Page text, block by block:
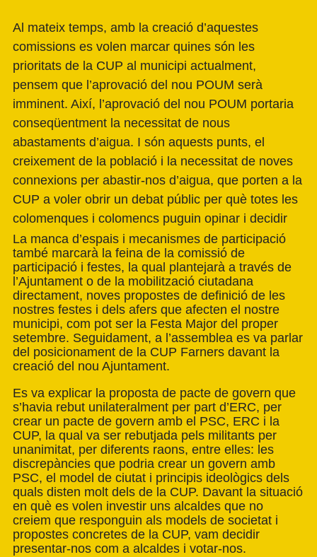
Al mateix temps, amb la creació d’aquestes
comissions es volen marcar quines són les
prioritats de la CUP al municipi actualment,
pensem que l’aprovació del nou POUM serà
imminent. Així, l’aprovació del nou POUM portaria
conseqüentment la necessitat de nous
abastaments d’aigua. I són aquests punts, el
creixement de la població i la necessitat de noves
connexions per abastir-nos d’aigua, que porten a la
CUP a voler obrir un debat públic per què totes les
colomenques i colomencs puguin opinar i decidir
La manca d’espais i mecanismes de participació
també marcarà la feina de la comissió de
participació i festes, la qual plantejarà a través de
l’Ajuntament o de la mobilització ciutadana
directament, noves propostes de definició de les
nostres festes i dels afers que afecten el nostre
municipi, com pot ser la Festa Major del proper
setembre. Seguidament, a l’assemblea es va parlar
del posicionament de la CUP Farners davant la
creació del nou Ajuntament.
Es va explicar la proposta de pacte de govern que
s’havia rebut unilateralment per part d’ERC, per
crear un pacte de govern amb el PSC, ERC i la
CUP, la qual va ser rebutjada pels militants per
unanimitat, per diferents raons, entre elles: les
discrepàncies que podria crear un govern amb
PSC, el model de ciutat i principis ideològics dels
quals disten molt dels de la CUP. Davant la situació
en què es volen investir uns alcaldes que no
creiem que responguin als models de societat i
propostes concretes de la CUP, vam decidir
presentar-nos com a alcaldes i votar-nos.